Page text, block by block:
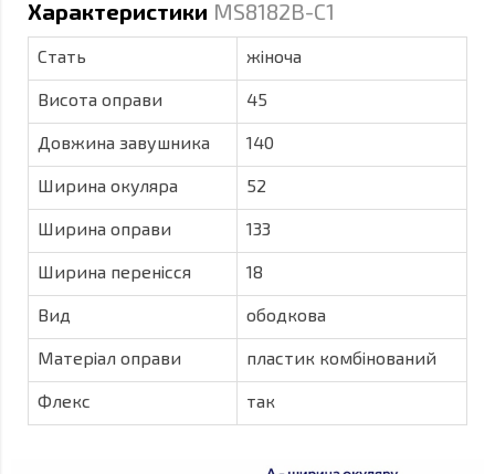
Характеристики MS8182B-C1
Стать жіноча
Висота оправи 45
Довжина завушника 140
Ширина окуляра 52
Ширина оправи 133
Ширина перенісся 18
Вид ободкова
Матеріал оправи пластик комбінований
Флекс так